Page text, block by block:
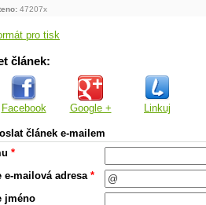
47207x
pro tisk
článek:
Facebook Google + Linkuj
článek e-mailem
*
e-mailová adresa *
jméno